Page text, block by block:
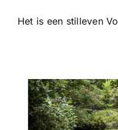
Het is een stilleven